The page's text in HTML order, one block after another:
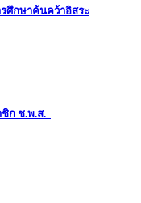
ศึกษาค้นคว้าอิสระ
ก ช.พ.ส.